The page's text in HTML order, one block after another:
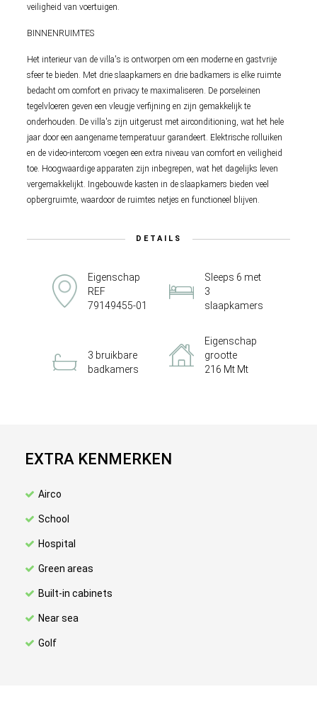
veiligheid van voertuigen.
BINNENRUIMTES
Het interieur van de villa's is ontworpen om een moderne en gastvrije
sfeer te bieden. Met drie slaapkamers en drie badkamers is elke ruimte
bedacht om comfort en privacy te maximaliseren. De porseleinen
tegelvloeren geven een vleugje verfijning en zijn gemakkelijk te
onderhouden. De villa's zijn uitgerust met airconditioning, wat het hele
jaar door een aangename temperatuur garandeert. Elektrische rolluiken
en de video-intercom voegen een extra niveau van comfort en veiligheid
toe. Hoogwaardige apparaten zijn inbegrepen, wat het dagelijks leven
vergemakkelijkt. Ingebouwde kasten in de slaapkamers bieden veel
opbergruimte, waardoor de ruimtes netjes en functioneel blijven.
DETAILS
Eigenschap
REF
79149455-01
Sleeps 6 met
3
slaapkamers
3 bruikbare
badkamers
Eigenschap
grootte
216 Mt Mt
EXTRA KENMERKEN
Airco
School
Hospital
Green areas
Built-in cabinets
Near sea
Golf